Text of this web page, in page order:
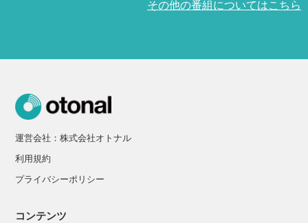
その他の番組についてはこちら
運営会社：株式会社オトナル
利用規約
プライバシーポリシー
コンテンツ